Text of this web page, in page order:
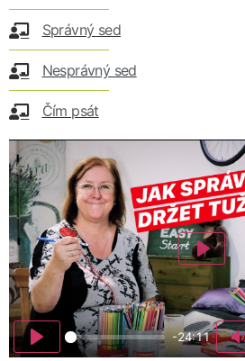
Správný sed​
Nesprávný sed​
Čím psát​
-24:11
Play